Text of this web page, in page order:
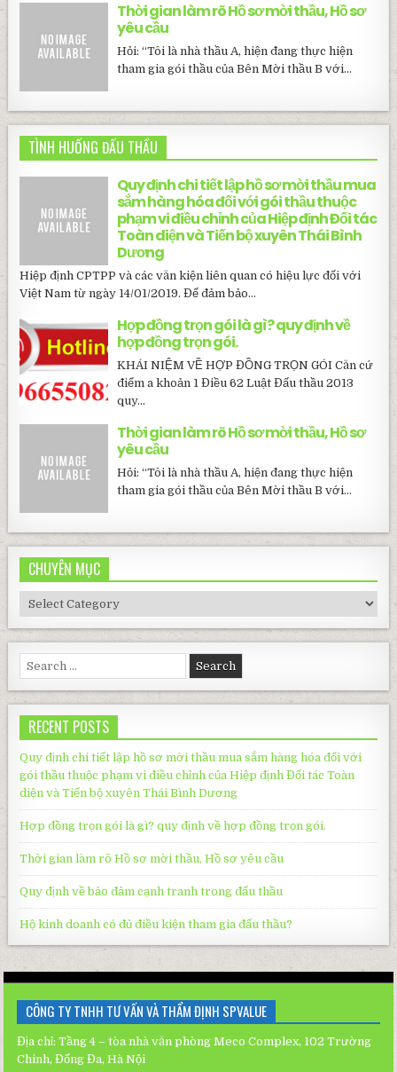
Thời gian làm rõ Hồ sơ mời thầu, Hồ sơ
yêu cầu
Hỏi: “Tôi là nhà thầu A, hiện đang thực hiện
tham gia gói thầu của Bên Mời thầu B với...
TÌNH HUỐNG ĐẤU THẦU
Quy định chi tiết lập hồ sơ mời thầu mua
sắm hàng hóa đối với gói thầu thuộc
phạm vi điều chỉnh của Hiệp định Đối tác
Toàn diện và Tiến bộ xuyên Thái Bình
Dương
Hiệp định CPTPP và các văn kiện liên quan có hiệu lực đối với
Việt Nam từ ngày 14/01/2019. Để đảm bảo...
Hợp đồng trọn gói là gì? quy định về
hợp đồng trọn gói.
KHÁI NIỆM VỀ HỢP ĐỒNG TRỌN GÓI Căn cứ
điểm a khoản 1 Điều 62 Luật Đấu thầu 2013
quy...
Thời gian làm rõ Hồ sơ mời thầu, Hồ sơ
yêu cầu
Hỏi: “Tôi là nhà thầu A, hiện đang thực hiện
tham gia gói thầu của Bên Mời thầu B với...
CHUYÊN MỤC
CHUYÊN
MỤC
Search
for:
RECENT POSTS
Quy định chi tiết lập hồ sơ mời thầu mua sắm hàng hóa đối với
gói thầu thuộc phạm vi điều chỉnh của Hiệp định Đối tác Toàn
diện và Tiến bộ xuyên Thái Bình Dương
Hợp đồng trọn gói là gì? quy định về hợp đồng trọn gói.
Thời gian làm rõ Hồ sơ mời thầu, Hồ sơ yêu cầu
Quy định về bảo đảm cạnh tranh trong đấu thầu
Hộ kinh doanh có đủ điều kiện tham gia đấu thầu?
CÔNG TY TNHH TƯ VẤN VÀ THẨM ĐỊNH SPVALUE
Địa chỉ: Tầng 4 – tòa nhà văn phòng Meco Complex, 102 Trường
Chinh, Đống Đa, Hà Nội